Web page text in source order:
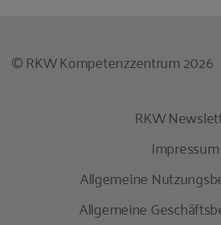
© RKW Kompetenzzentrum 2026
RKW
Impressum
Allgemeine
Allgemeine